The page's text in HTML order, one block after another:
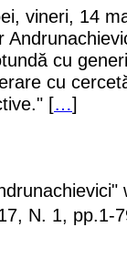
vineri, 14
cu
cu
[…]
N. 1, pp.1-